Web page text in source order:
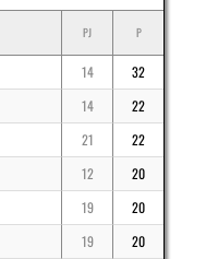
PJ P
14
32
14
22
21
22
12
20
19
20
19
20